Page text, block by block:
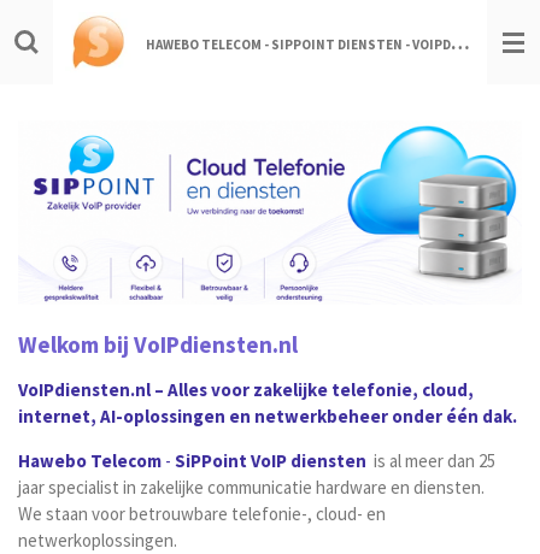
direct
H
AWEBO TELECOM - SIPPOINT DIENSTEN - VOIPDIENSTEN.NL
Welkom bij VoIPdiensten.nl
VoIPdiensten.nl – Alles voor zakelijke telefonie, cloud,
internet, AI-oplossingen en netwerkbeheer onder één dak.
Hawebo Telecom - SiPPoint VoIP diensten is al meer dan 25
jaar specialist in zakelijke communicatie hardware en diensten.
We staan voor betrouwbare telefonie-, cloud- en
netwerkoplossingen.